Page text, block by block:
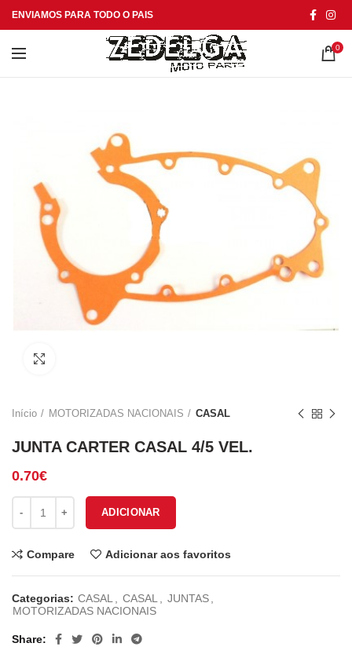
ENVIAMOS PARA TODO O PAIS
0
Início MOTORIZADAS NACIONAIS CASAL
JUNTA CARTER CASAL 4/5 VEL.
0.70€
ADICIONAR
Compare Adicionar aos favoritos
Categorias: CASAL CASAL JUNTAS
MOTORIZADAS NACIONAIS
Share